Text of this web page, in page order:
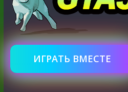
ИГРАТЬ ВМЕСТЕ